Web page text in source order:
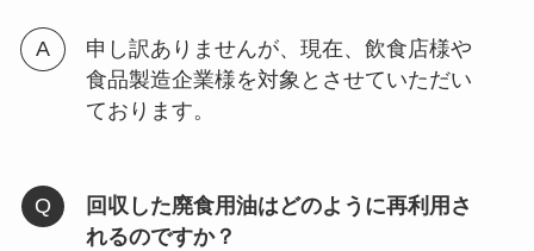
申し訳ありませんが、現在、飲食店様や
食品製造企業様を対象とさせていただい
ております。
回収した廃食用油はどのように再利用さ
れるのですか？